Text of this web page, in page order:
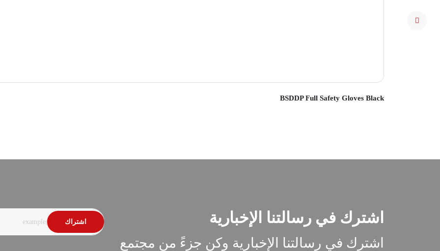
BSDDP Full Safety Gloves Black
اشترك في رسالتنا الإخبارية
اشترك في رسالتنا الإخبارية وكن جزءً من مجتمع
اشتراك